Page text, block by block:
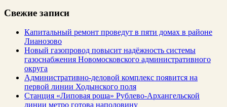
Свежие записи
Капитальный ремонт проведут в пяти домах в районе
Лианозово
Новый газопровод повысит надёжность системы
газоснабжения Новомосковского административного
округа
Административно-деловой комплекс появится на
первой линии Ходынского поля
Станция «Липовая роща» Рублево-Архангельской
линии метро готова наполовину